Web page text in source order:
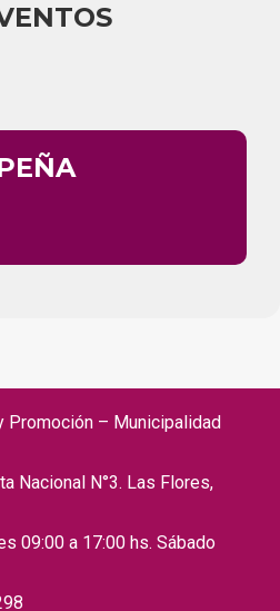
Promoción – Municipalidad
Nacional N°3. Las Flores,
09:00 a 17:00 hs. Sábado